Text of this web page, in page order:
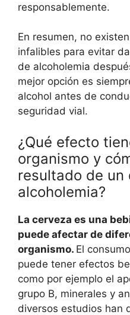
responsablemente.
En resumen, no
infalibles para evitar
de alcoholemia
mejor opción es
alcohol antes de
seguridad vial.
¿Qué efecto
organismo y
resultado de un
alcoholemia?
La cerveza es una
puede afectar de
organismo. El
puede tener efectos
como por ejemplo el
grupo B, minerales y
diversos estudios han